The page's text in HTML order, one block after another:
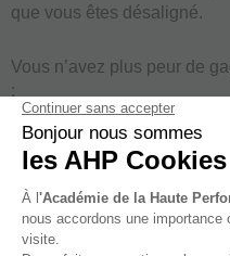
que vous êtes désaligné.
Vous n’avez plus peur de
:
êtes connecté à
En effet, vous savez que